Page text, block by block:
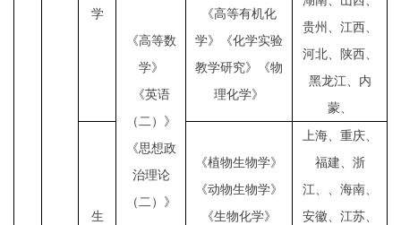
《高等数
学》
《英语
（二）》
《思想政
治理论
（二）》
学
《高等有机化
学》《化学实验
教学研究》《物
理化学》
贵州、江西、
河北、陕西、
黑龙江、内
蒙、
生
《植物生物学》
《动物生物学》
《生物化学》
上海、重庆、
福建、浙
江、、海南、
安徽、江苏、